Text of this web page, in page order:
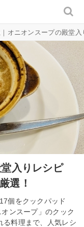
オニオンスープの殿堂
入りレシピ
選！
個をクックパッド
ンスープ」のクック
る料理まで、人気レシ